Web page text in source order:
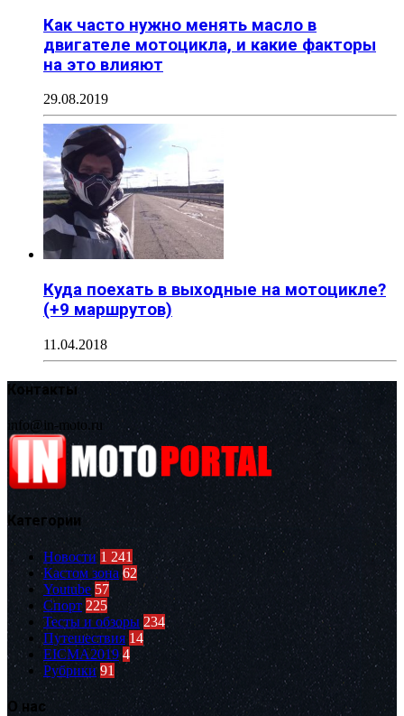
Как часто нужно менять масло в
двигателе мотоцикла, и какие факторы
на это влияют
29.08.2019
Куда поехать в выходные на мотоцикле?
(+9 маршрутов)
11.04.2018
Контакты
info@in-moto.ru
Категории
Новости 1 241
Кастом зона 62
Youtube 57
Спорт 225
Тесты и обзоры 234
Путешествия 14
EICMA2019 4
Рубрики 91
О нас